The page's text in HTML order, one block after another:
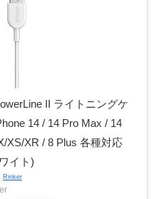
II ライトニングケ
14 / 14 Pro Max / 14
XS/XR / 8 Plus 各種対応
イト)
Rinker